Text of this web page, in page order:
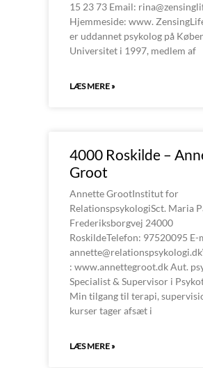
15 23 73 Email:
Hjemmeside: www.
er uddannet psykolog på
Universitet i 1997, medlem af
LÆS MERE »
4000 Roskilde –
Groot
Annette GrootInstitut for
RelationspsykologiSct. Maria
Frederiksborgvej 24000
RoskildeTelefon: 97520095 E-
: www.annettegroot.dk Aut.
Specialist & Supervisor i
Min tilgang til terapi,
kurser tager afsæt i
LÆS MERE »